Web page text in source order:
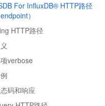
For InfluxDB® HTTP路径
endpoint）
HTTP路径
verbose
码和响应
别与合成
Flash
V3-Flash
快速构建应用程序和网站，即刻迈出上云第一步
理服务（原SSL证书）
，呈现可信的WEB访问
治理平台 DataWorks
法, 轻松生成专业的 PPT
兽帕鲁游戏服务器
联机服务器，轻松开启游戏
一站式动画创作平台
微信、支付宝小程序
展 AI 生产力的边界
愿
补贴，五大权
加速 OPC 成功
合作计划
训与认证
伴
管理后台